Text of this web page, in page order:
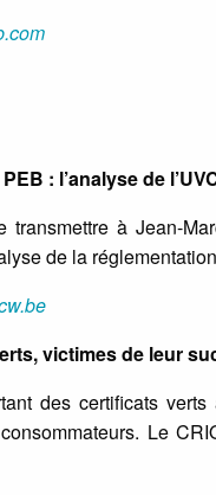
: l’analyse de
transmettre à Jean-
de la
victimes de leur
des certificats
Le